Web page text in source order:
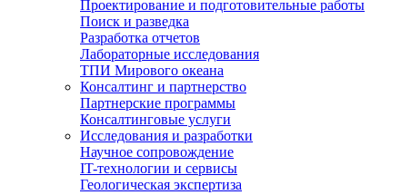
Проектирование и подготовительные работы
Поиск и разведка
Разработка отчетов
Лабораторные исследования
ТПИ Мирового океана
Консалтинг и партнерство
Партнерские программы
Консалтинговые услуги
Исследования и разработки
Научное сопровождение
IT-технологии и сервисы
Геологическая экспертиза